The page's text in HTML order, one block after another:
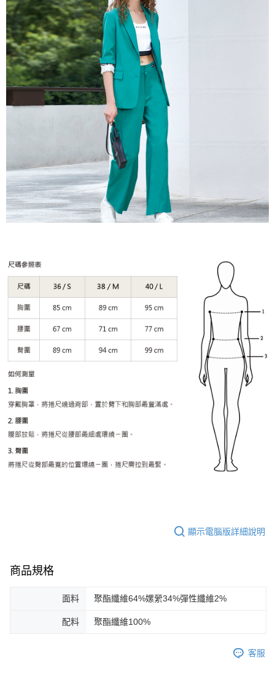
【注意事項】
１．透過由恩沛科技股份有限公司提供之「AFTEE先享後付」服務完成之交
易，需依本服務之必要範圍內提供個人資料，並將交易相關給付款項請求債
權轉讓予恩沛科技股份有限公司。
２．關於個人資料處理事宜，請瀏覽以下網址：
https://aftee.tw/terms/#terms3
３．未成年的使用者請事先徵得法定代理人或監護人之同意方可使用
「AFTEE先享後付」，若未經同意申辦者引起之損失，本公司不負相關責
４．使用「AFTEE先享後付」時，將依據個別帳號之用戶狀況，依本公司即
時審查核予不同之上限額度；若仍有額度不足之情形，本公司將視審查結果
５．嚴禁一人註冊多個帳號或使用他人資訊註冊。若發現惡意使用之情形，
恩沛科技股份有限公司將有權停止該用戶之使用額度並採取法律行動。
顯示電腦版詳細說明
商品規格
面料 聚酯纖維64%嫘縈34%彈性纖維2%
配料 聚酯纖維100%
客服